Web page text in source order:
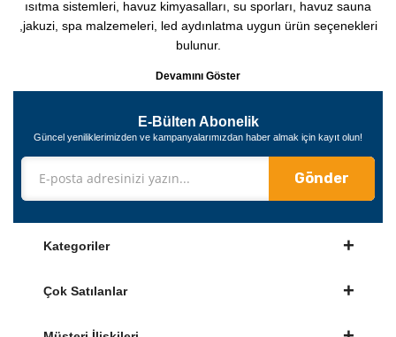
ısıtma sistemleri, havuz kimyasalları, su sporları, havuz sauna
,jakuzi, spa malzemeleri, led aydınlatma uygun ürün seçenekleri
bulunur.
Devamını Göster
E-Bülten Abonelik
Güncel yeniliklerimizden ve kampanyalarımızdan haber almak için kayıt olun!
Gönder
Kategoriler
Çok Satılanlar